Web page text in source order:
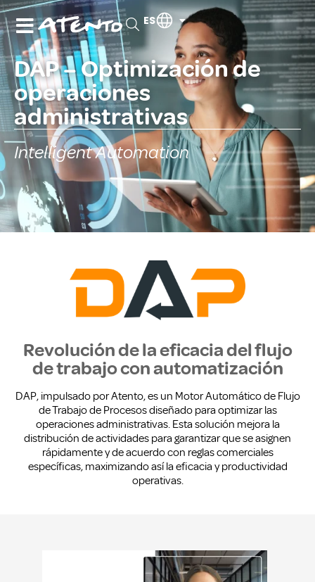
ES
DAP – Optimización de
operaciones
administrativas
Intelligent Automation
Revolución de la eficacia del flujo
de trabajo con automatización
DAP, impulsado por Atento, es un Motor Automático de Flujo
de Trabajo de Procesos diseñado para optimizar las
operaciones administrativas. Esta solución mejora la
distribución de actividades para garantizar que se asignen
rápidamente y de acuerdo con reglas comerciales
específicas, maximizando así la eficacia y productividad
operativas.